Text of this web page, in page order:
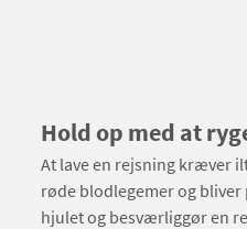
Hold op med at
At lave en rejsning kræver
røde blodlegemer og
hjulet og besværliggør en